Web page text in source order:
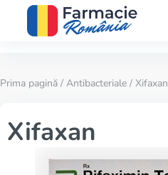
Prima pagină / Antibacteriale / Xifaxan
Xifaxan